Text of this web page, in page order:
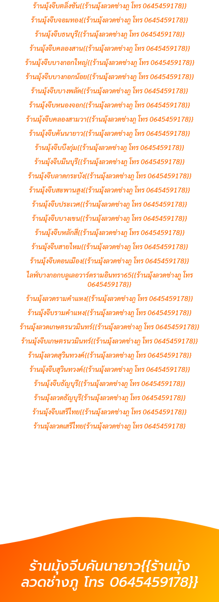
ร้านมุ้งจีบตลิ่งชัน{{ร้านมุ้งลวดช่างภู โทร 0645459178}}
ร้านมุ้งจีบจอมทอง{{ร้านมุ้งลวดช่างภู โทร 0645459178}}
ร้านมุ้งจีบธนบุรี{{ร้านมุ้งลวดช่างภู โทร 0645459178}}
ร้านมุ้งจีบคลองสาน{{ร้านมุ้งลวดช่างภู โทร 0645459178}}
ร้านมุ้งจีบบางกอกใหญ่{{ร้านมุ้งลวดช่างภู โทร 0645459178}}
ร้านมุ้งจีบบางกอกน้อย{{ร้านมุ้งลวดช่างภู โทร 0645459178}}
ร้านมุ้งจีบบางพลัด{{ร้านมุ้งลวดช่างภู โทร 0645459178}}
ร้านมุ้งจีบหนองจอก{{ร้านมุ้งลวดช่างภู โทร 0645459178}}
ร้านมุ้งจีบคลองสามวา{{ร้านมุ้งลวดช่างภู โทร 0645459178}}
ร้านมุ้งจีบคันนายาว{{ร้านมุ้งลวดช่างภู โทร 0645459178}}
ร้านมุ้งจีบบึงกุ่ม{{ร้านมุ้งลวดช่างภู โทร 0645459178}}
ร้านมุ้งจีบมีนบุรี{{ร้านมุ้งลวดช่างภู โทร 0645459178}}
ร้านมุ้งจีบลาดกระบัง{{ร้านมุ้งลวดช่างภู โทร 0645459178}}
ร้านมุ้งจีบสะพานสูง{{ร้านมุ้งลวดช่างภู โทร 0645459178}}
ร้านมุ้งจีบประเวศ{{ร้านมุ้งลวดช่างภู โทร 0645459178}}
ร้านมุ้งจีบบางเขน{{ร้านมุ้งลวดช่างภู โทร 0645459178}}
ร้านมุ้งจีบหลักสี่{{ร้านมุ้งลวดช่างภู โทร 0645459178}}
ร้านมุ้งจีบสายไหม{{ร้านมุ้งลวดช่างภู โทร 0645459178}}
ร้านมุ้งจีบดอนเมือง{{ร้านมุ้งลวดช่างภู โทร 0645459178}}
ไลฟ์บางกอกบลูเลอวาร์ดรามอินทรา65{{ร้านมุ้งลวดช่างภู โทร
0645459178}}
ร้านมุ้งลวดรามคำแหง{{ร้านมุ้งลวดช่างภู โทร 0645459178}}
ร้านมุ้งจีบรามคำแหง{{ร้านมุ้งลวดช่างภู โทร 0645459178}}
ร้านมุ้งลวดเกษตรนวมินทร์{{ร้านมุ้งลวดช่างภู โทร 0645459178}}
ร้านมุ้งจีบเกษตรนวมินทร์{{ร้านมุ้งลวดช่างภู โทร 0645459178}}
ร้านมุ้งลวดสุวินทวงค์{{ร้านมุ้งลวดช่างภู โทร 0645459178}}
ร้านมุ้งจีบสุวินทวงค์{{ร้านมุ้งลวดช่างภู โทร 0645459178}}
ร้านมุ้งจีบธัญบุรี{{ร้านมุ้งลวดช่างภู โทร 0645459178}}
ร้านมุ้งลวดธัญบุรี{ร้านมุ้งลวดช่างภู โทร 0645459178}}
ร้านมุ้งจีบเสรีไทย{{ร้านมุ้งลวดช่างภู โทร 0645459178}}
ร้านมุ้งลวดเสรีไทย{ร้านมุ้งลวดช่างภู โทร 0645459178}
ร้านมุ้งจีบคันนายาว{{ร้านมุ้ง
ลวดช่างภู โทร 0645459178}}